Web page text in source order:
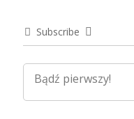
Subscribe